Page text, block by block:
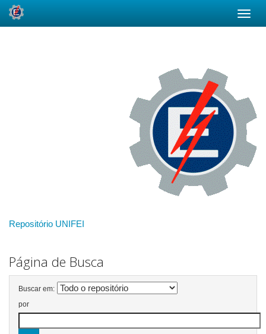
Repositório UNIFEI
Página de Busca
Buscar em:
por